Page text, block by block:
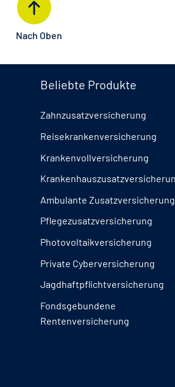
Nach Oben
Beliebte Produkte
Zahnzusatzversicherung
Reisekrankenversicherung
Krankenvollversicherung
Ambulante Zusatzversicherung
Pflegezusatzversicherung
Photovoltaikversicherung
Private Cyberversicherung
Jagdhaftpflichtversicherung
Fondsgebundene
Rentenversicherung